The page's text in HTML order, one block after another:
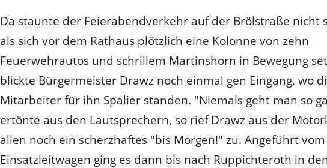
Da staunte der Feierabendverkehr auf der Brölstraße nicht
als sich vor dem Rathaus plötzlich eine Kolonne von zehn
Feuerwehrautos und schrillem Martinshorn in Bewegung
blickte Bürgermeister Drawz noch einmal gen Eingang, wo
Mitarbeiter für ihn Spalier standen. "Niemals geht man so
ertönte aus den Lautsprechern, so rief Drawz aus der
allen noch ein scherzhaftes "bis Morgen!" zu. Angeführt vom
Einsatzleitwagen ging es dann bis nach Ruppichteroth in